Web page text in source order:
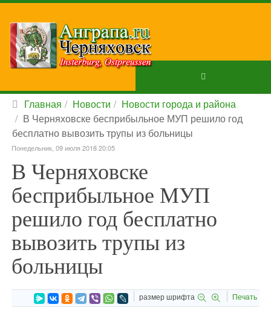
Главная Новости
Новости города и района
В Черняховске бесприбыльное МУП решило год
бесплатно вывозить трупы из больницы
Понедельник, 09 июля 2018 20:05
В Черняховске
бесприбыльное МУП
решило год бесплатно
вывозить трупы из
больницы
размер шрифта Печать